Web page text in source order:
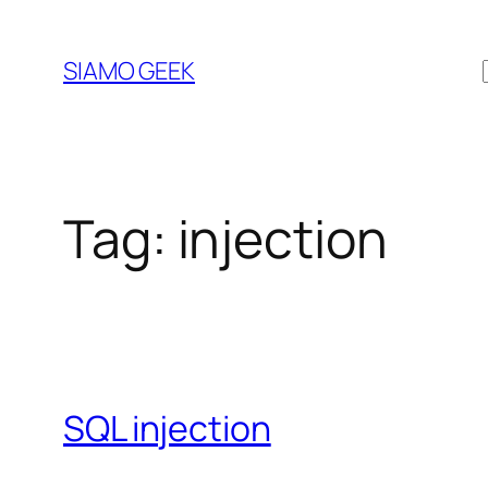
contenuto
SIAMO GEEK
Tag: injection
SQL injection